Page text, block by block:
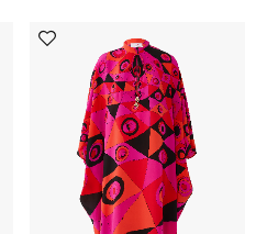
هدايا للجميع
تسوقوا الهدايا
المصممون